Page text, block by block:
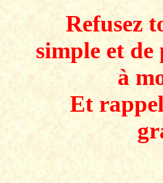
Refusez
simple et
à
Et